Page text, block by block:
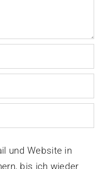
und Website in
bis ich wieder